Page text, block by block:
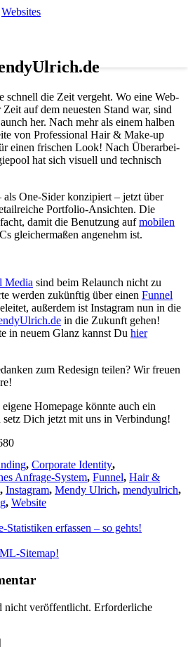
Websites
schnell die Zeit ver­geht. Wo eine Web­
auf dem neu­es­ten Stand war, sind
her. Nach mehr als einem hal­ben
von Pro­fes­sio­nal Hair & Make-up
einen fri­schen Look! Nach Über­ar­bei­
hat sich visu­ell und tech­nisch
One-Sider kon­zi­piert – jetzt über
Port­fo­lio-Ansich­ten. Die
damit die Benut­zung aufmobi­len
glei­cher­ma­ßen ange­nehm ist.
Media sind beim Relaunch nicht zu
wer­den zukünf­tig über einen Fun­nel
außer­dem ist Insta­gram nun in die
in die Zukunft gehen!
in neu­em Glanz kannst Du hier
zum Rede­sign tei­len? Wir freu­en
Home­page könn­te auch ein
Dich jetzt mit uns in Ver­bin­dung!
, Corporate Identity,
Anfrage-System, Funnel, Hair &
, Instagram, Mendy Ulrich, mendyulrich,
, Website
erfas­sen – so gehts!
Site­map!
nicht veröffentlicht. Erforderliche